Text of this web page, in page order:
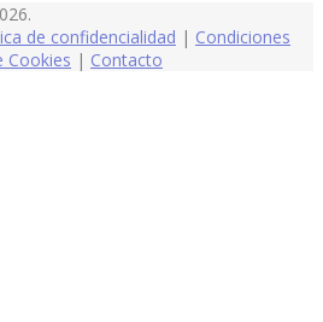
de confidencialidad | Condiciones
Cookies | Contacto